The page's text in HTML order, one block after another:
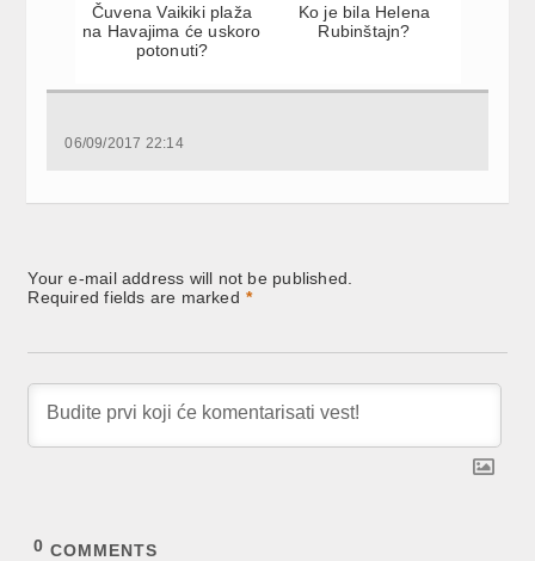
Čuvena Vaikiki plaža
na Havajima će uskoro
potonuti?
Ko je bila Helena
Rubinštajn?
06/09/2017 22:14
Your e-mail address will not be published.
Required fields are marked *
0 COMMENTS